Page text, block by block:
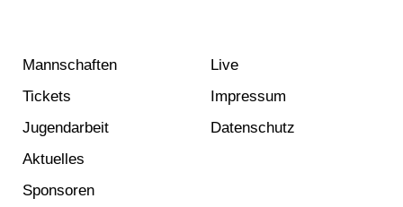
Mannschaften
Tickets
Jugendarbeit
Aktuelles
Sponsoren
Live
Impressum
Datenschutz